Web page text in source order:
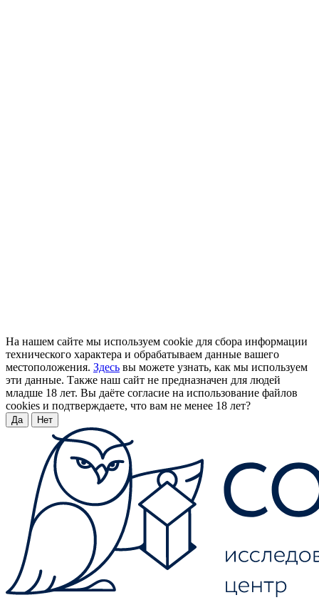
На нашем сайте мы используем cookie для сбора информации
технического характера и обрабатываем данные вашего
местоположения. Здесь вы можете узнать, как мы используем
эти данные. Также наш сайт не предназначен для людей
младше 18 лет. Вы даёте согласие на использование файлов
cookies и подтверждаете, что вам не менее 18 лет?
Да Нет